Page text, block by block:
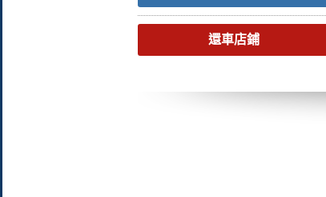
還車店鋪